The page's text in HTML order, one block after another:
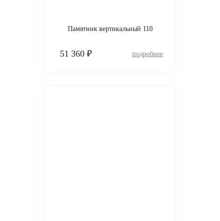
Памятник вертикальный 110
51 360 ₽